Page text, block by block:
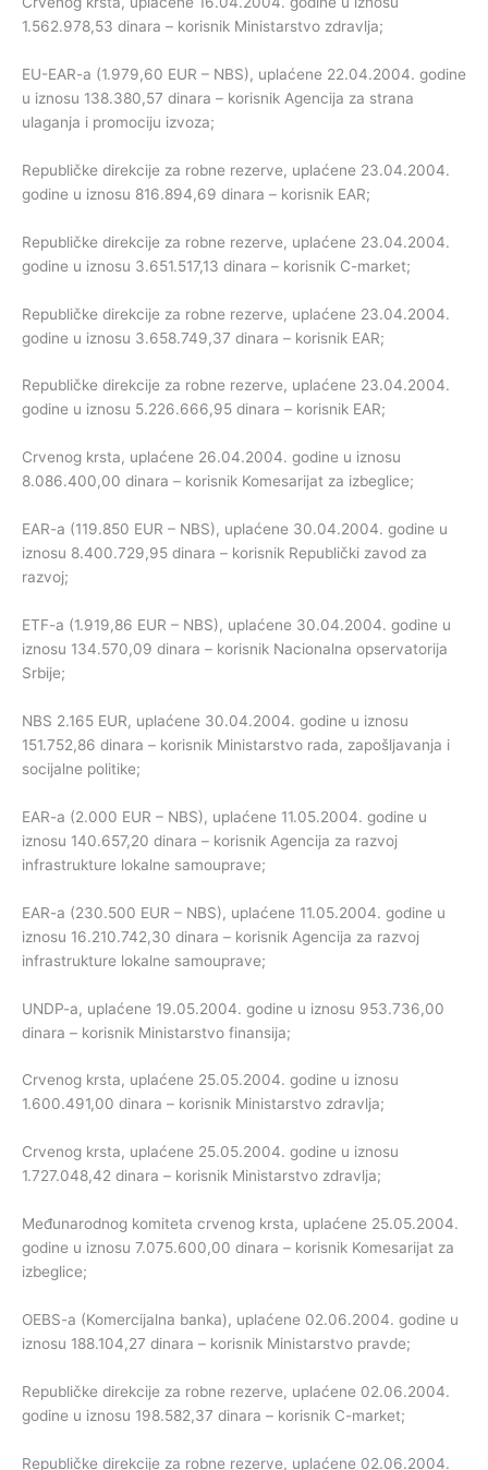
1.562.978,53 dinara – korisnik Ministarstvo zdravlja;
EU-EAR-a (1.979,60 EUR – NBS), uplaćene 22.04.2004. godine
u iznosu 138.380,57 dinara – korisnik Agencija za strana
ulaganja i promociju izvoza;
Republičke direkcije za robne rezerve, uplaćene 23.04.2004.
godine u iznosu 816.894,69 dinara – korisnik EAR;
Republičke direkcije za robne rezerve, uplaćene 23.04.2004.
godine u iznosu 3.651.517,13 dinara – korisnik C-market;
Republičke direkcije za robne rezerve, uplaćene 23.04.2004.
godine u iznosu 3.658.749,37 dinara – korisnik EAR;
Republičke direkcije za robne rezerve, uplaćene 23.04.2004.
godine u iznosu 5.226.666,95 dinara – korisnik EAR;
Crvenog krsta, uplaćene 26.04.2004. godine u iznosu
8.086.400,00 dinara – korisnik Komesarijat za izbeglice;
EAR-a (119.850 EUR – NBS), uplaćene 30.04.2004. godine u
iznosu 8.400.729,95 dinara – korisnik Republički zavod za
razvoj;
ETF-a (1.919,86 EUR – NBS), uplaćene 30.04.2004. godine u
iznosu 134.570,09 dinara – korisnik Nacionalna opservatorija
Srbije;
NBS 2.165 EUR, uplaćene 30.04.2004. godine u iznosu
151.752,86 dinara – korisnik Ministarstvo rada, zapošljavanja i
socijalne politike;
EAR-a (2.000 EUR – NBS), uplaćene 11.05.2004. godine u
iznosu 140.657,20 dinara – korisnik Agencija za razvoj
infrastrukture lokalne samouprave;
EAR-a (230.500 EUR – NBS), uplaćene 11.05.2004. godine u
iznosu 16.210.742,30 dinara – korisnik Agencija za razvoj
infrastrukture lokalne samouprave;
UNDP-a, uplaćene 19.05.2004. godine u iznosu 953.736,00
dinara – korisnik Ministarstvo finansija;
Crvenog krsta, uplaćene 25.05.2004. godine u iznosu
1.600.491,00 dinara – korisnik Ministarstvo zdravlja;
Crvenog krsta, uplaćene 25.05.2004. godine u iznosu
1.727.048,42 dinara – korisnik Ministarstvo zdravlja;
Međunarodnog komiteta crvenog krsta, uplaćene 25.05.2004.
godine u iznosu 7.075.600,00 dinara – korisnik Komesarijat za
izbeglice;
OEBS-a (Komercijalna banka), uplaćene 02.06.2004. godine u
iznosu 188.104,27 dinara – korisnik Ministarstvo pravde;
Republičke direkcije za robne rezerve, uplaćene 02.06.2004.
godine u iznosu 198.582,37 dinara – korisnik C-market;
Republičke direkcije za robne rezerve, uplaćene 02.06.2004.